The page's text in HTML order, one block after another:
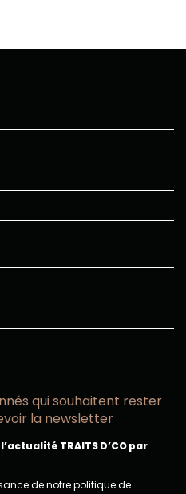
qui souhaitent rester
la newsletter
TRAITS D’CO par
de notre politique de